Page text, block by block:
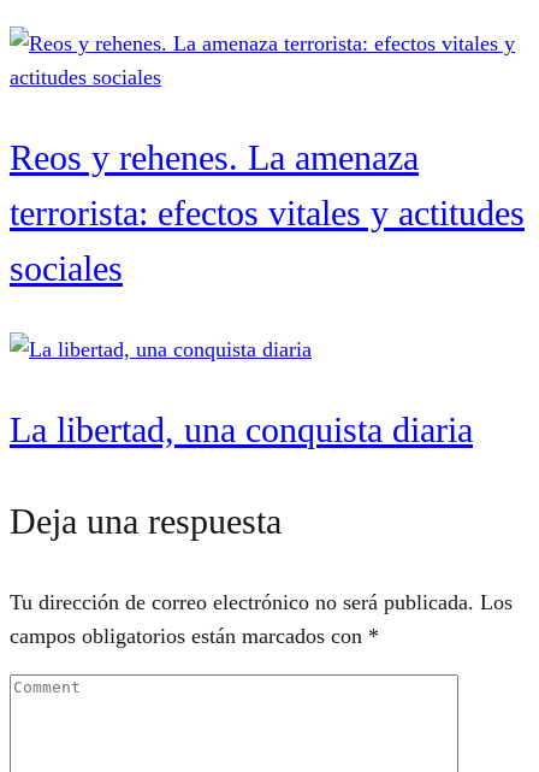
Reos y rehenes. La amenaza
terrorista: efectos vitales y actitudes
sociales
La libertad, una conquista diaria
Deja una respuesta
Tu dirección de correo electrónico no será publicada. Los
campos obligatorios están marcados con *